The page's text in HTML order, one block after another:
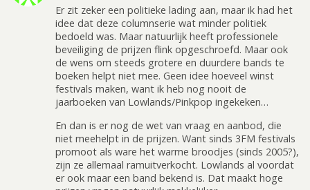
Er zit zeker een politieke lading aan, maar ik had het
idee dat deze columnserie wat minder politiek
bedoeld was. Maar natuurlijk heeft professionele
beveiliging de prijzen flink opgeschroefd. Maar ook
de wens om steeds grotere en duurdere bands te
boeken helpt niet mee. Geen idee hoeveel winst
festivals maken, want ik heb nog nooit de
jaarboeken van Lowlands/Pinkpop ingekeken…
En dan is er nog de wet van vraag en aanbod, die
niet meehelpt in de prijzen. Want sinds 3FM festivals
promoot als ware het warme broodjes (sinds 2005?),
zijn ze allemaal ramuitverkocht. Lowlands al voordat
er ook maar een band bekend is. Dat maakt hoge